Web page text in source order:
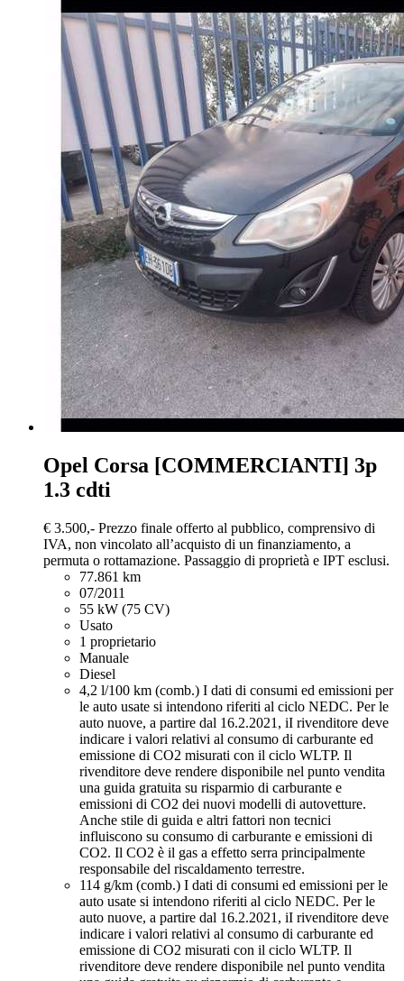
Opel Corsa [COMMERCIANTI] 3p
1.3 cdti
€ 3.500,- Prezzo finale offerto al pubblico, comprensivo di
IVA, non vincolato all’acquisto di un finanziamento, a
permuta o rottamazione. Passaggio di proprietà e IPT esclusi.
77.861 km
07/2011
55 kW (75 CV)
Usato
1 proprietario
Manuale
Diesel
4,2 l/100 km (comb.) I dati di consumi ed emissioni per
le auto usate si intendono riferiti al ciclo NEDC. Per le
auto nuove, a partire dal 16.2.2021, iI rivenditore deve
indicare i valori relativi al consumo di carburante ed
emissione di CO2 misurati con il ciclo WLTP. Il
rivenditore deve rendere disponibile nel punto vendita
una guida gratuita su risparmio di carburante e
emissioni di CO2 dei nuovi modelli di autovetture.
Anche stile di guida e altri fattori non tecnici
influiscono su consumo di carburante e emissioni di
CO2. Il CO2 è il gas a effetto serra principalmente
responsabile del riscaldamento terrestre.
114 g/km (comb.) I dati di consumi ed emissioni per le
auto usate si intendono riferiti al ciclo NEDC. Per le
auto nuove, a partire dal 16.2.2021, iI rivenditore deve
indicare i valori relativi al consumo di carburante ed
emissione di CO2 misurati con il ciclo WLTP. Il
rivenditore deve rendere disponibile nel punto vendita